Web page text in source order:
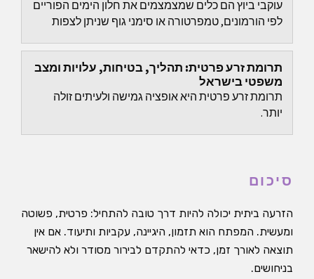
עוקבי ביוץ הם כלים שמצמצמים את חלון הימים הפוריים
לפי הורמונים, טמפרטורה או סימני גוף שניתן לצפות
תרומת זרע פרטית: תהליך, בטיחות, עלויות ומצב
משפטי בישראל
תרומת זרע פרטית היא אופציה גמישה ולעיתים זולה
יותר.
סיכום
הזרעה ביתית יכולה להיות דרך טובה להתחיל: פרטית, פשוטה
ומעשית. המפתח הוא תזמון, היגיינה, עקביות ותיעוד. אם אין
תוצאה לאורך זמן, כדאי להתקדם לבירור מסודר ולא להישאר
בניחושים.